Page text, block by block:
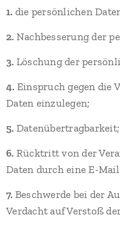
1. die persönlichen
2. Nachbesserung der
3. Löschung der
4. Einspruch gegen die
Daten einzulegen;
5. Datenübertragbarkeit;
6. Rücktritt von der
Daten durch eine E-
7. Beschwerde bei der
Verdacht auf Verstoß